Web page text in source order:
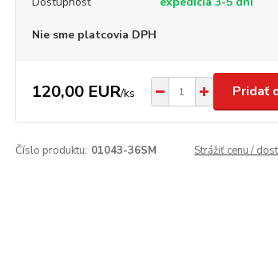
Nie sme platcovia DPH
120,00 EUR/ks Pridať
Číslo produktu: 01043-36SM Strážiť cenu /